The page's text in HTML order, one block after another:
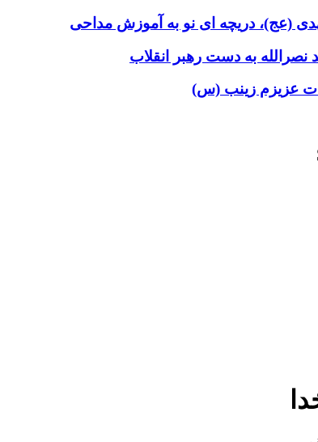
(عج)، دریچه ای نو به آموزش مداحی
نصرالله به دست رهبر انقلاب
عزیزم زینب (س)